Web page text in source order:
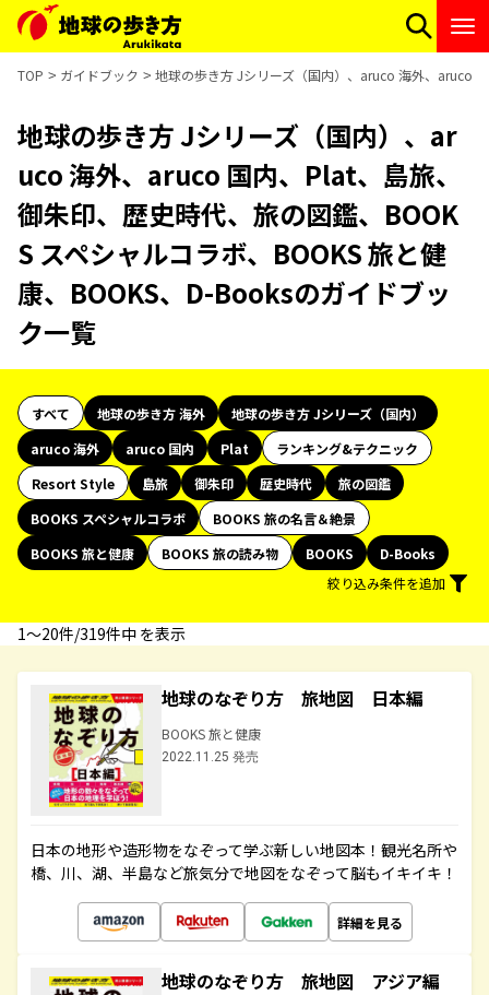
TOP ガイドブック 地球の歩き方 Jシリーズ（国内）、aruco 海外、aruco
地球の歩き方 Jシリーズ（国内）、ar
uco 海外、aruco 国内、Plat、島旅、
御朱印、歴史時代、旅の図鑑、BOOK
S スペシャルコラボ、BOOKS 旅と健
康、BOOKS、D-Booksのガイドブッ
ク一覧
すべて 地球の歩き方 海外
地球の歩き方 Jシリーズ（国内）
aruco 海外
aruco 国内 Plat
ランキング&テクニック
Resort Style
島旅 御朱印 歴史時代
旅の図鑑
BOOKS スペシャルコラボ
BOOKS 旅の名言＆絶景
BOOKS 旅と健康
BOOKS 旅の読み物 BOOKS
D-Books
絞り込み条件を追加
1〜20件/319件中 を表示
地球のなぞり方 旅地図 日本編
BOOKS 旅と健康
2022.11.25 発売
日本の地形や造形物をなぞって学ぶ新しい地図本！観光名所や
橋、川、湖、半島など旅気分で地図をなぞって脳もイキイキ！
詳細を見る
地球のなぞり方 旅地図 アジア編